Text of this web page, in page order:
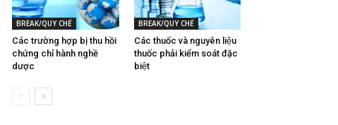
BREAK/QUY CHẾ
Các trường hợp bị thu hồi
chứng chỉ hành nghề
dược
BREAK/QUY CHẾ
Các thuốc và nguyên liệu
thuốc phải kiểm soát đặc
biệt